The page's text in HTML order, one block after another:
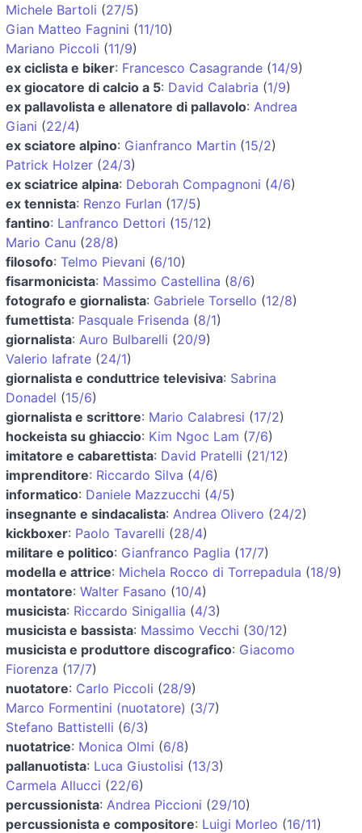
Michele Bartoli (27/5)
Gian Matteo Fagnini (11/10)
Mariano Piccoli (11/9)
ex ciclista e biker: Francesco Casagrande (14/9)
ex giocatore di calcio a 5: David Calabria (1/9)
ex pallavolista e allenatore di pallavolo: Andrea
Giani (22/4)
ex sciatore alpino: Gianfranco Martin (15/2)
Patrick Holzer (24/3)
ex sciatrice alpina: Deborah Compagnoni (4/6)
ex tennista: Renzo Furlan (17/5)
fantino: Lanfranco Dettori (15/12)
Mario Canu (28/8)
filosofo: Telmo Pievani (6/10)
fisarmonicista: Massimo Castellina (8/6)
fotografo e giornalista: Gabriele Torsello (12/8)
fumettista: Pasquale Frisenda (8/1)
giornalista: Auro Bulbarelli (20/9)
Valerio Iafrate (24/1)
giornalista e conduttrice televisiva: Sabrina
Donadel (15/6)
giornalista e scrittore: Mario Calabresi (17/2)
hockeista su ghiaccio: Kim Ngoc Lam (7/6)
imitatore e cabarettista: David Pratelli (21/12)
imprenditore: Riccardo Silva (4/6)
informatico: Daniele Mazzucchi (4/5)
insegnante e sindacalista: Andrea Olivero (24/2)
kickboxer: Paolo Tavarelli (28/4)
militare e politico: Gianfranco Paglia (17/7)
modella e attrice: Michela Rocco di Torrepadula (18/9)
montatore: Walter Fasano (10/4)
musicista: Riccardo Sinigallia (4/3)
musicista e bassista: Massimo Vecchi (30/12)
musicista e produttore discografico: Giacomo
Fiorenza (17/7)
nuotatore: Carlo Piccoli (28/9)
Marco Formentini (nuotatore) (3/7)
Stefano Battistelli (6/3)
nuotatrice: Monica Olmi (6/8)
pallanuotista: Luca Giustolisi (13/3)
Carmela Allucci (22/6)
percussionista: Andrea Piccioni (29/10)
percussionista e compositore: Luigi Morleo (16/11)